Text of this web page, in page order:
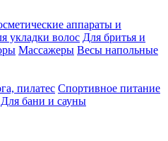
аппараты и
укладки волос Для бритья и
Массажеры Весы напольные
пилатес Спортивное питание
Для бани и сауны